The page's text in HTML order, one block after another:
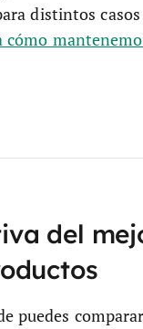
distintos
cómo
del
puedes